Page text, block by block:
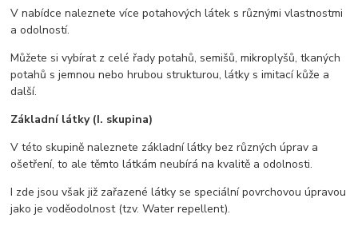
V nabídce naleznete více potahových látek s různými vlastnostmi
a odolností.
Můžete si vybírat z celé řady potahů, semišů, mikroplyšů, tkaných
potahů s jemnou nebo hrubou strukturou, látky s imitací kůže a
další.
Základní látky (I. skupina)
V této skupině naleznete základní látky bez různých úprav a
ošetření, to ale těmto látkám neubírá na kvalitě a odolnosti.
I zde jsou však již zařazené látky se speciální povrchovou úpravou
jako je voděodolnost (tzv. Water repellent).